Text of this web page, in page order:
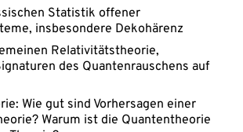
Statistik offener
insbesondere Dekohärenz
Relativitätstheorie,
des Quantenrauschens auf
Wie gut sind Vorhersagen einer
Warum ist die Quantentheorie